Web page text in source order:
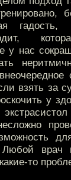
гадость,
у нас
взять за
у
врач
то